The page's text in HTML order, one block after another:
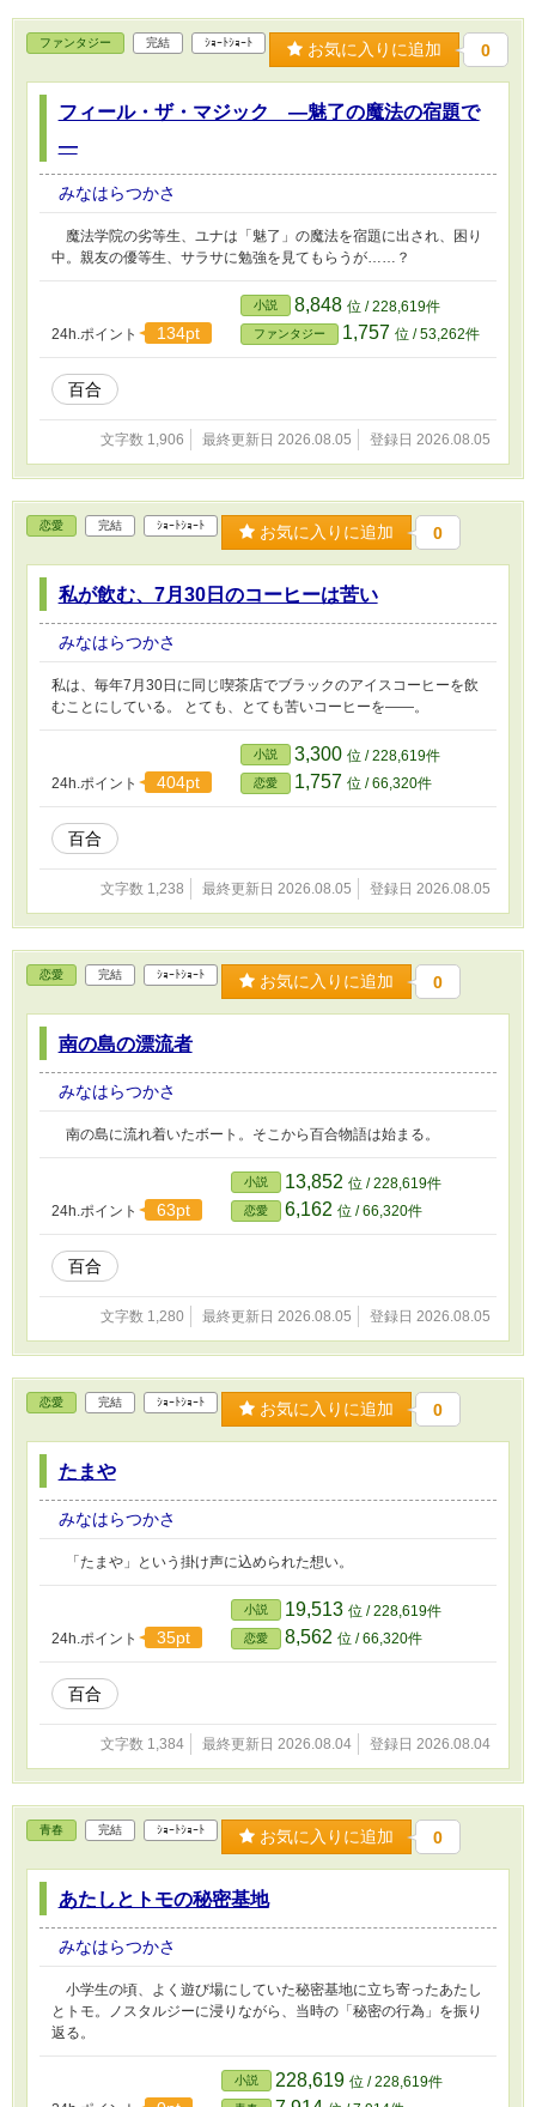
ファンタジー 完結 ｼｮｰﾄｼｮｰﾄ お気に入りに追加 0
フィール・ザ・マジック ―魅了の魔法の宿題で
―
みなはらつかさ
魔法学院の劣等生、ユナは「魅了」の魔法を宿題に出され、困り
中。親友の優等生、サラサに勉強を見てもらうが……？
24h.ポイント 134pt
小説 8,848 位 / 228,619件
ファンタジー 1,757 位 / 53,262件
百合
文字数 1,906 最終更新日 2026.08.05 登録日 2026.08.05
恋愛 完結 ｼｮｰﾄｼｮｰﾄ お気に入りに追加 0
私が飲む、7月30日のコーヒーは苦い
みなはらつかさ
私は、毎年7月30日に同じ喫茶店でブラックのアイスコーヒーを飲
むことにしている。 とても、とても苦いコーヒーを――。
24h.ポイント 404pt
小説 3,300 位 / 228,619件
恋愛 1,757 位 / 66,320件
百合
文字数 1,238 最終更新日 2026.08.05 登録日 2026.08.05
恋愛 完結 ｼｮｰﾄｼｮｰﾄ お気に入りに追加 0
南の島の漂流者
みなはらつかさ
南の島に流れ着いたボート。そこから百合物語は始まる。
24h.ポイント 63pt
小説 13,852 位 / 228,619件
恋愛 6,162 位 / 66,320件
百合
文字数 1,280 最終更新日 2026.08.05 登録日 2026.08.05
恋愛 完結 ｼｮｰﾄｼｮｰﾄ お気に入りに追加 0
たまや
みなはらつかさ
「たまや」という掛け声に込められた想い。
24h.ポイント 35pt
小説 19,513 位 / 228,619件
恋愛 8,562 位 / 66,320件
百合
文字数 1,384 最終更新日 2026.08.04 登録日 2026.08.04
青春 完結 ｼｮｰﾄｼｮｰﾄ お気に入りに追加 0
あたしとトモの秘密基地
みなはらつかさ
小学生の頃、よく遊び場にしていた秘密基地に立ち寄ったあたし
とトモ。ノスタルジーに浸りながら、当時の「秘密の行為」を振り
返る。
小説 228,619 位 / 228,619件